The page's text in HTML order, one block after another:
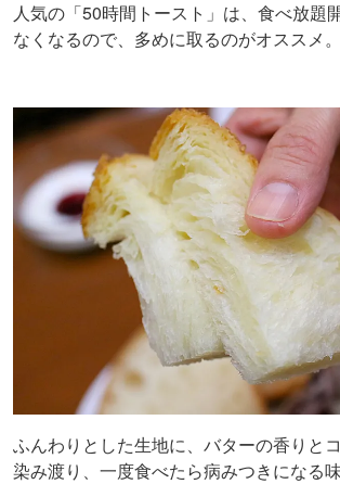
人気の「50時間トースト」は、食べ放題
なくなるので、多めに取るのがオススメ。
ふんわりとした生地に、バターの香りと
染み渡り、一度食べたら病みつきになる味